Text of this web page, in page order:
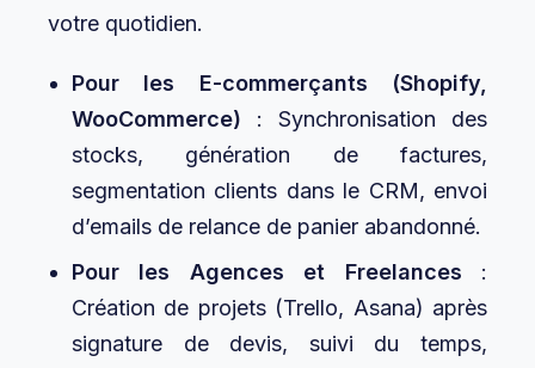
votre quotidien.
Pour les E-commerçants (Shopify,
WooCommerce) : Synchronisation des
stocks, génération de factures,
segmentation clients dans le CRM, envoi
d’emails de relance de panier abandonné.
Pour les Agences et Freelances :
Création de projets (Trello, Asana) après
signature de devis, suivi du temps,